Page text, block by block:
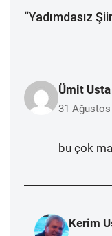
“Yadımdasız
Ümit Usta
31 Ağustos
bu çok
Kerim